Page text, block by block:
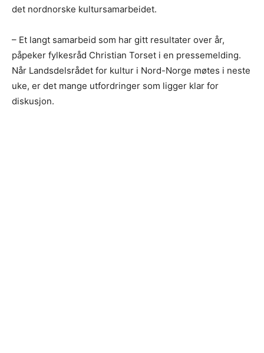
det nordnorske kultursamarbeidet.
– Et langt samarbeid som har gitt resultater over år,
påpeker fylkesråd Christian Torset i en pressemelding.
Når Landsdelsrådet for kultur i Nord-Norge møtes i neste
uke, er det mange utfordringer som ligger klar for
diskusjon.